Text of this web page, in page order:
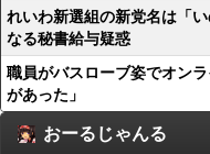
れいわ新選組の新党名は「
なる秘書給与疑惑
職員がバスローブ姿でオン
があった」
おーるじゃんる